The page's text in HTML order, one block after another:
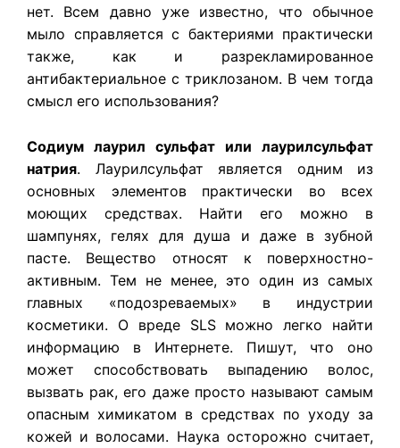
нет. Всем давно уже известно, что обычное
мыло справляется с бактериями практически
также, как и разрекламированное
антибактериальное с триклозаном. В чем тогда
смысл его использования?
Содиум лаурил сульфат или лаурилсульфат
натрия. Лаурилсульфат является одним из
основных элементов практически во всех
моющих средствах. Найти его можно в
шампунях, гелях для душа и даже в зубной
пасте. Вещество относят к поверхностно-
активным. Тем не менее, это один из самых
главных «подозреваемых» в индустрии
косметики. О вреде SLS можно легко найти
информацию в Интернете. Пишут, что оно
может способствовать выпадению волос,
вызвать рак, его даже просто называют самым
опасным химикатом в средствах по уходу за
кожей и волосами. Наука осторожно считает,